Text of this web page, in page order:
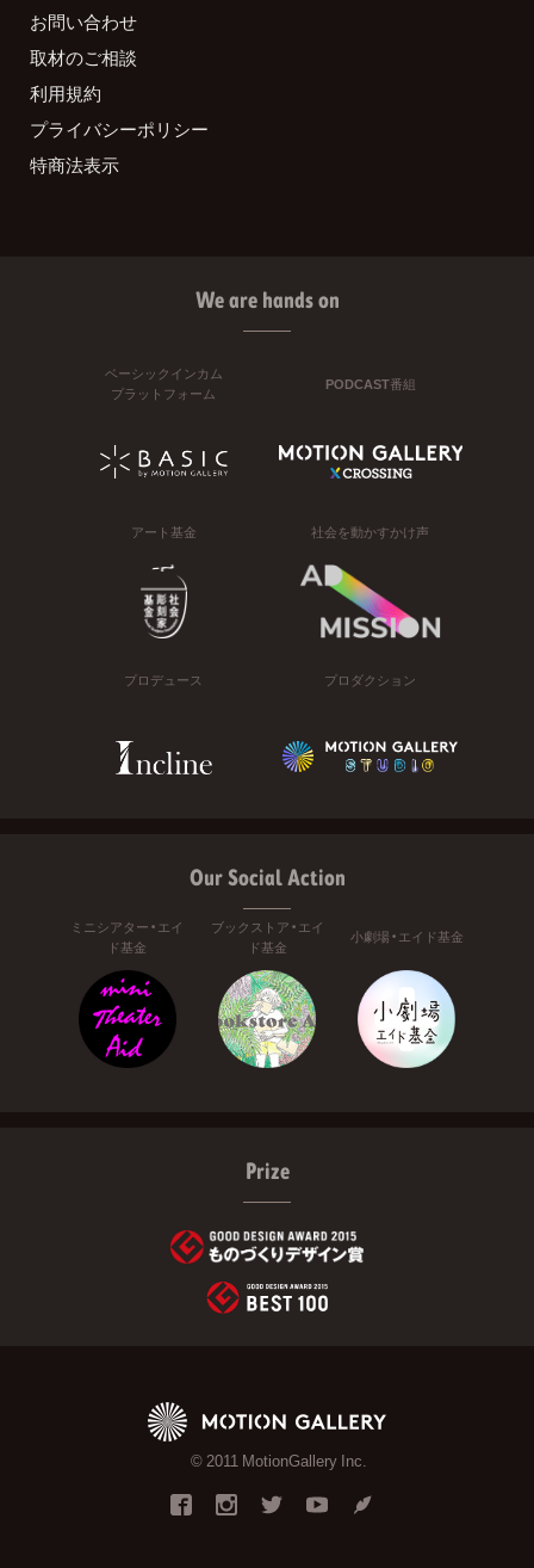
お問い合わせ
取材のご相談
利用規約
プライバシーポリシー
特商法表示
We are hands on
ベーシックインカム
プラットフォーム
PODCAST番組
アート基金 社会を動かすかけ声
プロデュース プロダクション
Our Social Action
ミニシアター・エイ
ド基金
ブックストア・エイ
ド基金
小劇場・エイド基金
Prize
© 2011 MotionGallery Inc.